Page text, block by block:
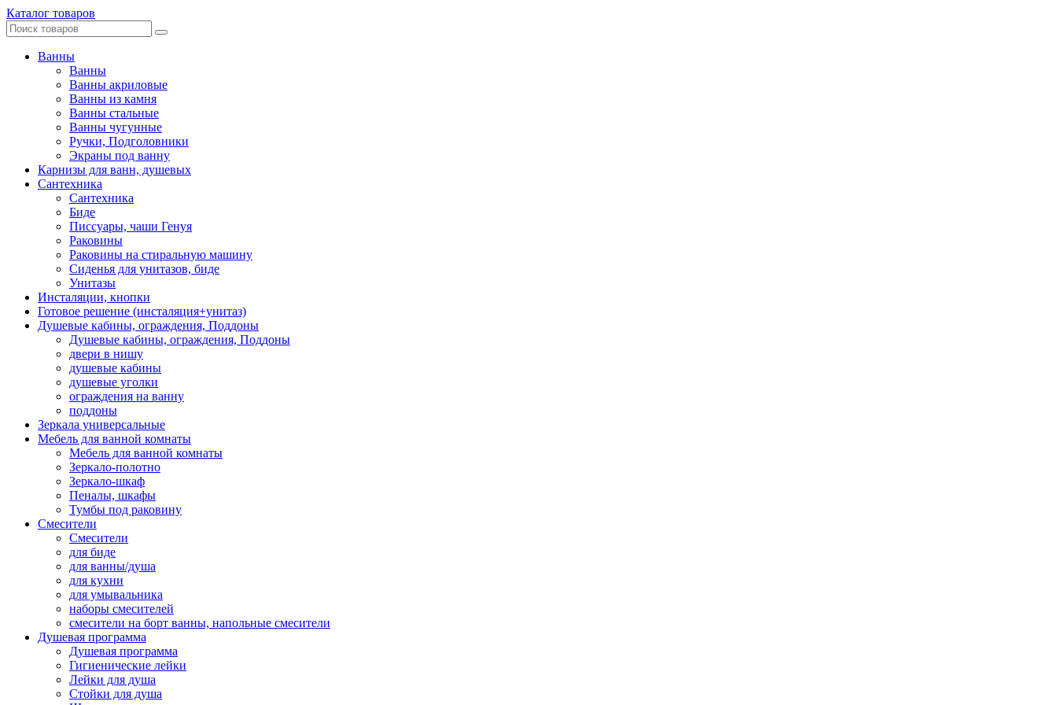
Каталог товаров
Ванны
Ванны
Ванны акриловые
Ванны из камня
Ванны стальные
Ванны чугунные
Ручки, Подголовники
Экраны под ванну
Карнизы для ванн, душевых
Сантехника
Сантехника
Биде
Писсуары, чаши Генуя
Раковины
Раковины на стиральную машину
Сиденья для унитазов, биде
Унитазы
Инсталяции, кнопки
Готовое решение (инсталяция+унитаз)
Душевые кабины, ограждения, Поддоны
Душевые кабины, ограждения, Поддоны
двери в нишу
душевые кабины
душевые уголки
ограждения на ванну
поддоны
Зеркала универсальные
Мебель для ванной комнаты
Мебель для ванной комнаты
Зеркало-полотно
Зеркало-шкаф
Пеналы, шкафы
Тумбы под раковину
Смесители
Смесители
для биде
для ванны/душа
для кухни
для умывальника
наборы смесителей
смесители на борт ванны, напольные смесители
Душевая программа
Душевая программа
Гигиенические лейки
Лейки для душа
Стойки для душа